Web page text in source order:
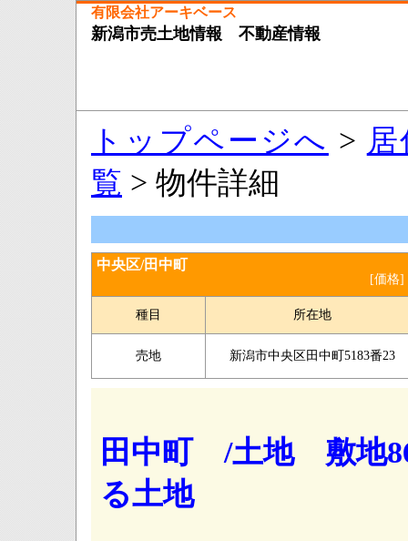
有限会社アーキベース
新潟市売土地情報 不動産情報
トップページへ >
覧 > 物件詳細
中央区/田中町
[価格]
種目 所在地
売地 新潟市中央区田中町5183番23
田中町 /土地 敷地
る土地